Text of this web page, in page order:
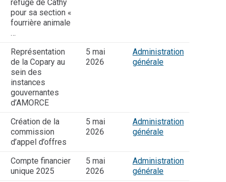
refuge de Cathy
pour sa section «
fourrière animale
…
Représentation
de la Copary au
sein des
instances
gouvernantes
d’AMORCE
5 mai
2026
Administration
générale
Création de la
commission
d’appel d’offres
5 mai
2026
Administration
générale
Compte financier
unique 2025
5 mai
2026
Administration
générale